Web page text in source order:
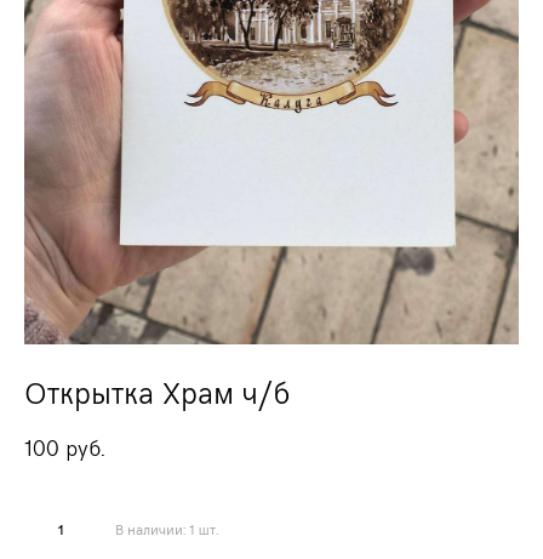
Открытка Храм ч/б
100 pуб.
В наличии:1 шт.